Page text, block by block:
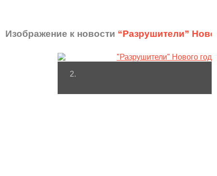
Изображение к новости “Разрушители”
2.